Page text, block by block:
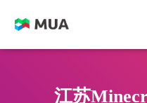
江苏